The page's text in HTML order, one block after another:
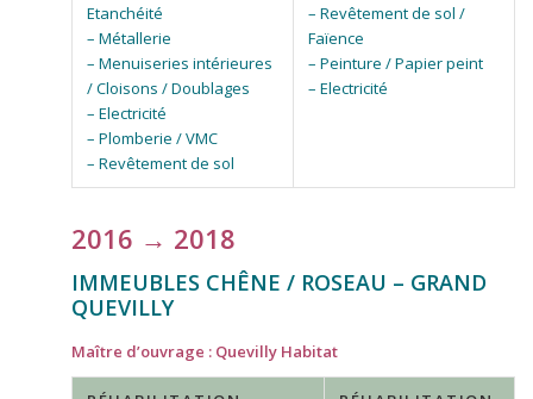
Etanchéité
– Métallerie
– Menuiseries intérieures
/ Cloisons / Doublages
– Electricité
– Plomberie / VMC
– Revêtement de sol
– Revêtement de sol /
Faïence
– Peinture / Papier peint
– Electricité
2016 → 2018
IMMEUBLES CHÊNE / ROSEAU – GRAND
QUEVILLY
Maître d’ouvrage : Quevilly Habitat